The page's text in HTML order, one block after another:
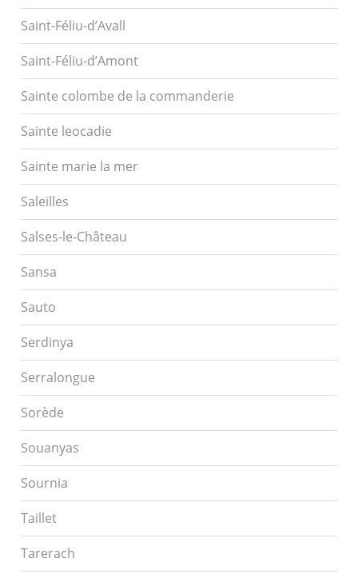
Saint-Féliu-d’Avall
Saint-Féliu-d’Amont
Sainte colombe de la commanderie
Sainte leocadie
Sainte marie la mer
Saleilles
Salses-le-Château
Sansa
Sauto
Serdinya
Serralongue
Sorède
Souanyas
Sournia
Taillet
Tarerach